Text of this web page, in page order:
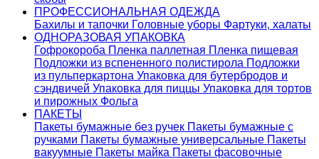
ПРОФЕССИОНАЛЬНАЯ ОДЕЖДА
Бахилы и тапочки Головные уборы Фартуки, халаты
ОДНОРАЗОВАЯ УПАКОВКА
Гофрокороба Пленка паллетная Пленка пищевая
Подложки из вспененного полистирола Подложки
из пульперкартона Упаковка для бутербродов и
сэндвичей Упаковка для пиццы Упаковка для тортов
и пирожных Фольга
ПАКЕТЫ
Пакеты бумажные без ручек Пакеты бумажные с
ручками Пакеты бумажные универсальные Пакеты
вакуумные Пакеты майка Пакеты фасовочные